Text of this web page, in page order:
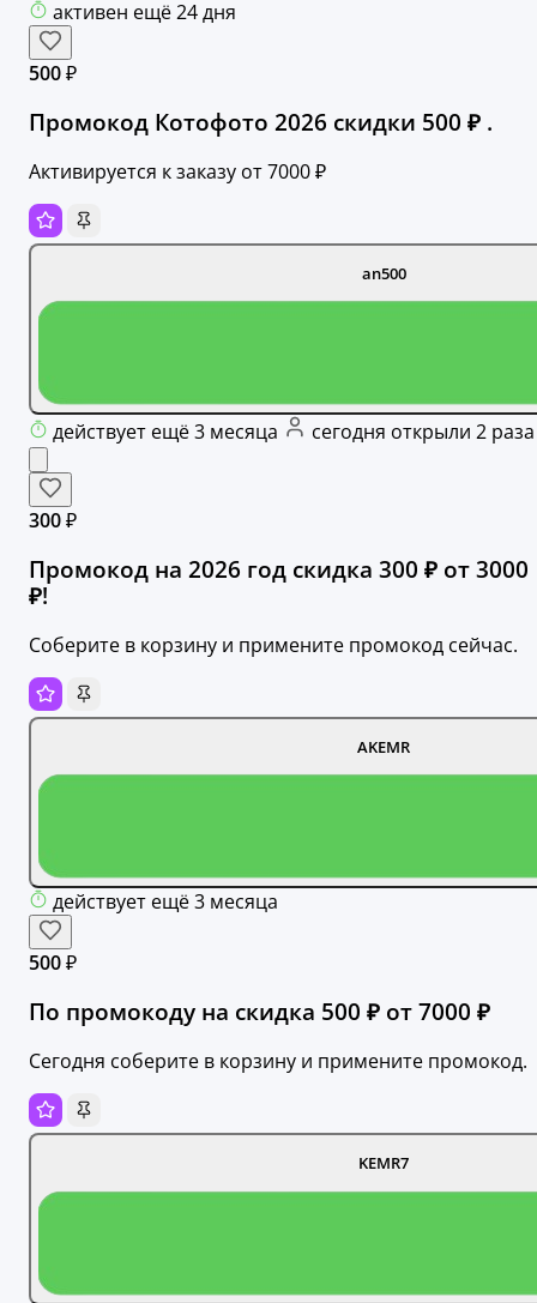
активен ещё 24 дня
500 ₽
Промокод Котофото 2026 скидки 500 ₽ .
Активируется к заказу от 7000 ₽
an500
действует ещё 3 месяца сегодня открыли 2 раза
300 ₽
Промокод на 2026 год скидка 300 ₽ от 3000
₽!
Соберите в корзину и примените промокод сейчас.
AKEMR
действует ещё 3 месяца
500 ₽
По промокоду на скидка 500 ₽ от 7000 ₽
Сегодня соберите в корзину и примените промокод.
KEMR7